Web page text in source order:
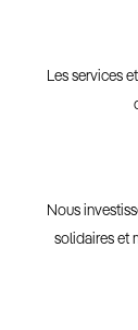
Les services
Nous
solidaires et